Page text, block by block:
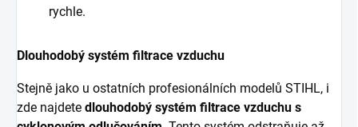
rychle.
Dlouhodobý systém filtrace vzduchu
Stejně jako u ostatních profesionálních modelů STIHL, i
zde najdete dlouhodobý systém filtrace vzduchu s